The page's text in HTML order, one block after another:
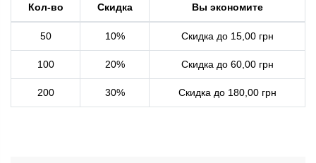
Кол-во Скидка Вы экономите
50 10% Скидка до 15,00 грн
100 20% Скидка до 60,00 грн
200 30% Скидка до 180,00 грн